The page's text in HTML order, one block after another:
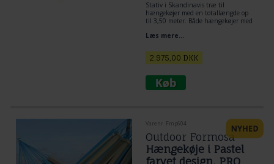
Stativ i Skandinavis træ til
hængekøjer med en totallængde op
til 3,50 meter. Både hængekøjer med
Et særligt robust og vejrbestandigt
træ til hængekøjer.
alt efter hvor udspændt man ønsker
liggefladen skal være.
Læs mere...
2.975,00 DKK
Varenr. Fmp604
Outdoor Formosa
Hængekøje i Pastel
farvet design, PRO